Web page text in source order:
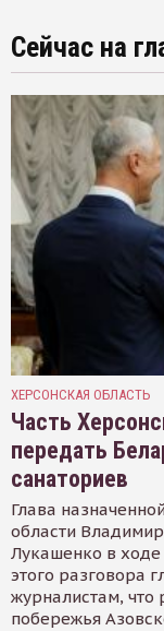
Сейчас на
ХЕРСОНСКАЯ ОБЛАСТЬ
Часть
передать
санаториев
Глава
области
Лукашенко в ходе
этого разговора
журналистам, что
побережья